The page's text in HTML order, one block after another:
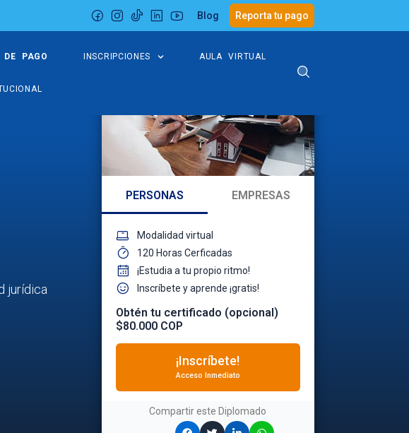
Blog Reporta tu pago
DE PAGO INSCRIPCIONES AULA VIRTUAL
jurídica
PERSONAS EMPRESAS
Modalidad virtual
120 Horas Cerficadas
¡Estudia a tu propio ritmo!
Inscríbete y aprende ¡gratis!
Obtén tu certificado (opcional)
$80.000 COP
¡Inscríbete!
Acceso Inmediato
Compartir este Diplomado